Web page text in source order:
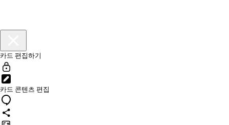
카드 편집하기
카드 콘텐츠 편집